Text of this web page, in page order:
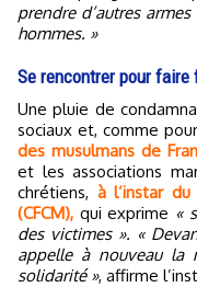
prendre d’autres
hommes. »
Se rencontrer pour faire
Une pluie de condamnations s’est déversée sur les réseaux
sociaux et, comme
des musulmans de
et les associations
chrétiens, à l’instar
(CFCM), qui exprime «
des victimes ». «
appelle à nouveau la
solidarité », affirme